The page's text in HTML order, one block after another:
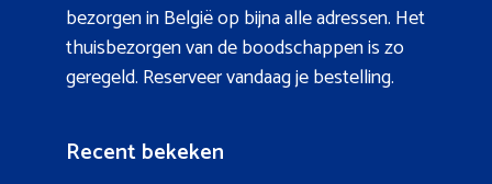
bezorgen in België op bijna alle adressen. Het
thuisbezorgen van de boodschappen is zo
geregeld. Reserveer vandaag je bestelling.
Recent bekeken